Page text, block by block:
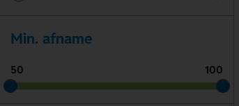
Min. afname
50 100